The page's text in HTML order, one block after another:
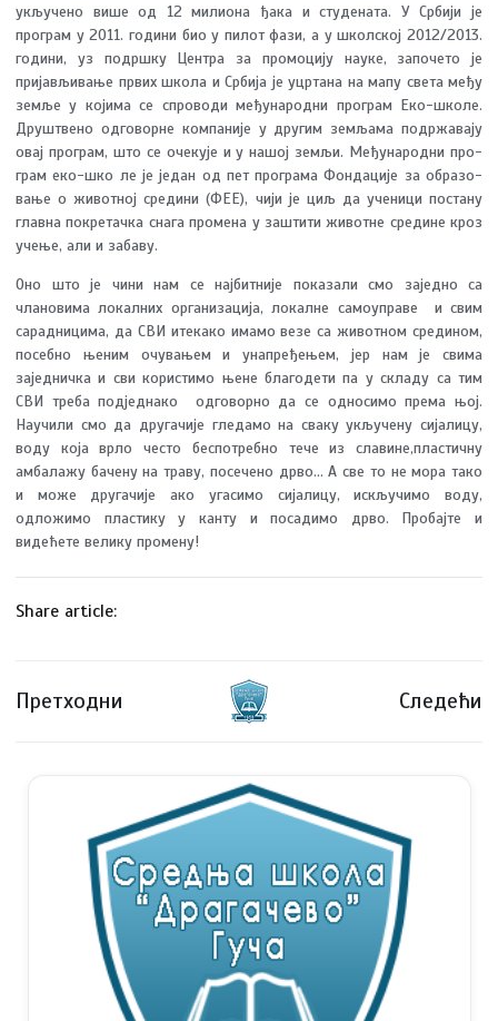
укључено више од 12 милиона ђака и студената. У Србији је
програм у 2011. години био у пилот фази, а у школској 2012/2013.
години, уз подршку Центра за промоцију науке, започето је
пријављивање првих школа и Србија је уцртана на мапу света међу
земље у којима се спроводи међународни програм Еко-школе.
Друштвено одговорне компаније у другим земљама подржавају
овај програм, што се очекује и у нашој земљи. Ме­ђу­на­род­ни про­
грам eко-шко­ ле је је­дан од пет про­гра­ма Фон­да­ци­је за обра­зо­
ва­ње о жи­вот­ној сре­ди­ни (ФЕЕ), чи­ји је циљ да уче­ни­ци по­стану
глав­на по­кре­тач­ка сна­га про­ме­на у за­шти­ти жи­вот­не сре­ди­не кроз
уче­ње, али и за­ба­ву.
Оно што је чини нам се најбитније показали смо заједно са
члановима локалних организација, локалне самоуправе и свим
сарадницима, да СВИ итекако имамо везе са животном средином,
посебно њеним очувањем и унапређењем, јер нам је свима
заједничка и сви користимо њене благодети па у складу са тим
СВИ треба подједнако одговорно да се односимо према њој.
Научили смо да другачије гледамо на сваку укључену сијалицу,
воду која врло често беспотребно тече из славине,пластичну
амбалажу бачену на траву, посечено дрво... А све то не мора тако
и може другачије ако угасимо сијалицу, искључимо воду,
одложимо пластику у канту и посадимо дрво. Пробајте и
видећете велику промену!
Share article:
Претходни Следећи